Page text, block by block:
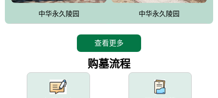
中华永久陵园 中华永久陵园
查看更多
购墓流程